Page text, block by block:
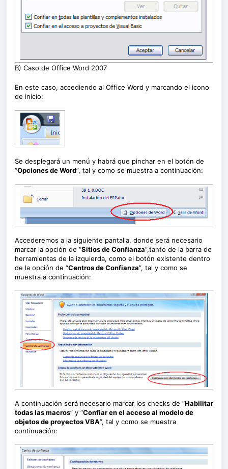
B) Caso de Office Word 2007
En este caso, accediendo al Office Word y marcando el icono
de inicio:
Se desplegará un menú y habrá que pinchar en el botón de
“Opciones de Word”, tal y como se muestra a continuación:
Accederemos a la siguiente pantalla, donde será necesario
marcar la opción de “Sitios de Confianza”,tanto de la barra de
herramientas de la izquierda, como el botón existente dentro
de la opción de “Centros de Confianza”, tal y como se
muestra a continuación:
A continuación será necesario marcar los checks de “Habilitar
todas las macros” y “Confiar en el acceso al modelo de
objetos de proyectos VBA”, tal y como se muestra
continuación: